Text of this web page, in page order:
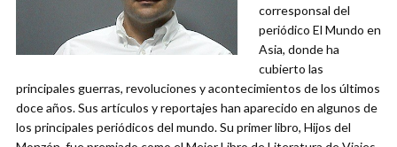
corresponsal del
periódico El Mundo en
Asia, donde ha
cubierto las
principales guerras, revoluciones y acontecimientos de los últimos
doce años. Sus artículos y reportajes han aparecido en algunos de
los principales periódicos del mundo. Su primer libro, Hijos del